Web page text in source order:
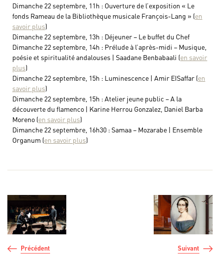
Dimanche 22 septembre, 11h : Ouverture de l’exposition « Le
fonds Rameau de la Bibliothèque musicale François-Lang » (en
savoir plus)
Dimanche 22 septembre, 13h : Déjeuner – Le buffet du Chef
Dimanche 22 septembre, 14h : Prélude à l’après-midi – Musique,
poésie et spiritualité andalouses | Saadane Benbabaali (en savoir
plus)
Dimanche 22 septembre, 15h : Luminescence | Amir EISaffar (en
savoir plus)
Dimanche 22 septembre, 15h : Atelier jeune public – A la
découverte du flamenco | Karine Herrou Gonzalez, Daniel Barba
Moreno (en savoir plus)
Dimanche 22 septembre, 16h30 : Samaa – Mozarabe | Ensemble
Organum (en savoir plus)
Navigation de l’article
Précédent Suivant